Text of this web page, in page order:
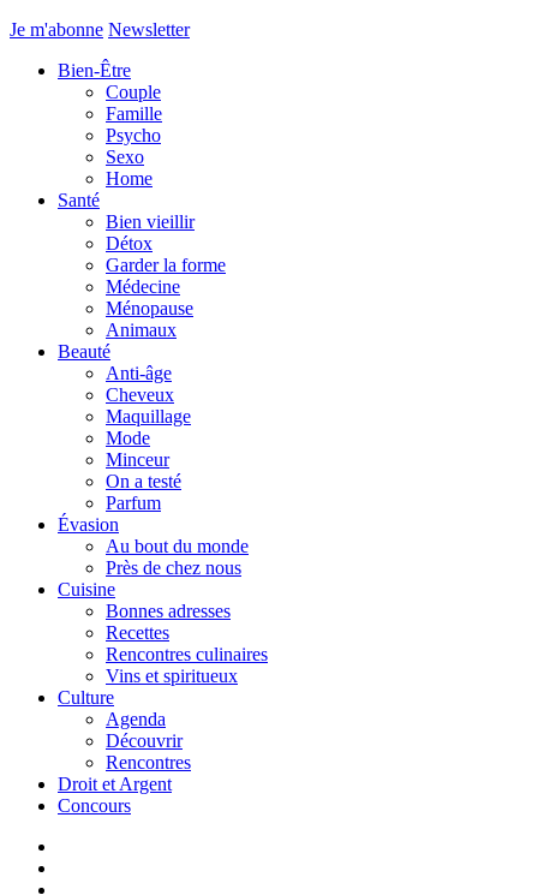
Je m'abonne Newsletter
Bien-Être
Couple
Famille
Psycho
Sexo
Home
Santé
Bien vieillir
Détox
Garder la forme
Médecine
Ménopause
Animaux
Beauté
Anti-âge
Cheveux
Maquillage
Mode
Minceur
On a testé
Parfum
Évasion
Au bout du monde
Près de chez nous
Cuisine
Bonnes adresses
Recettes
Rencontres culinaires
Vins et spiritueux
Culture
Agenda
Découvrir
Rencontres
Droit et Argent
Concours